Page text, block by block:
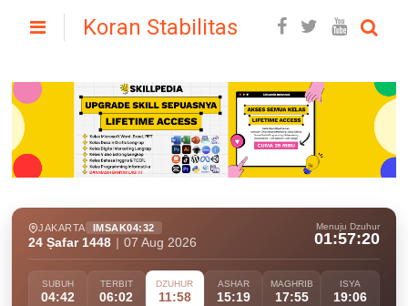
Koran Stabilitas
JAKARTA IMSAK04:32
24 Ṣafar 1448 07 Aug 2026
Menuju Dzuhur
01:57:18
SUBUH
04:42
TERBIT
06:02
DZUHUR
11:58
ASHAR
15:19
MAGHRIB
17:55
ISYA
19:06